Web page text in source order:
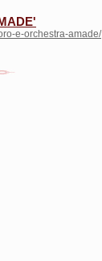
e-orchestra-amade/